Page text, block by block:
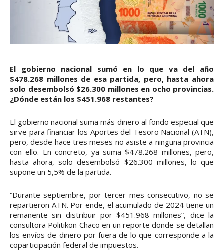
El gobierno nacional sumó en lo que va del año
$478.268 millones de esa partida, pero, hasta ahora
solo desembolsó $26.300 millones en ocho provincias.
¿Dónde están los $451.968 restantes?
El gobierno nacional suma más dinero al fondo especial que
sirve para financiar los Aportes del Tesoro Nacional (ATN),
pero, desde hace tres meses no asiste a ninguna provincia
con ello. En concreto, ya suma $478.268 millones, pero,
hasta ahora, solo desembolsó $26.300 millones, lo que
supone un 5,5% de la partida.
“Durante septiembre, por tercer mes consecutivo, no se
repartieron ATN. Por ende, el acumulado de 2024 tiene un
remanente sin distribuir por $451.968 millones”, dice la
consultora Politikon Chaco en un reporte donde se detallan
los envíos de dinero por fuera de lo que corresponde a la
coparticipación federal de impuestos.